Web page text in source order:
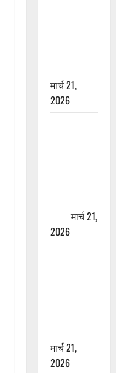
मार्च 21,
2026
मार्च 21,
2026
मार्च 21,
2026